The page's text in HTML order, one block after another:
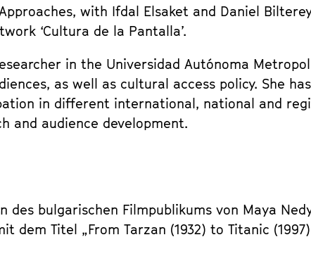
with Ifdal Elsaket and Daniel
‘Cultura de la Pantalla’.
in the Universidad Autónoma
as well as cultural access policy. She
in different international, national and
and audience development.
bulgarischen Filmpublikums von Maya
Titel „From Tarzan (1932) to Titanic